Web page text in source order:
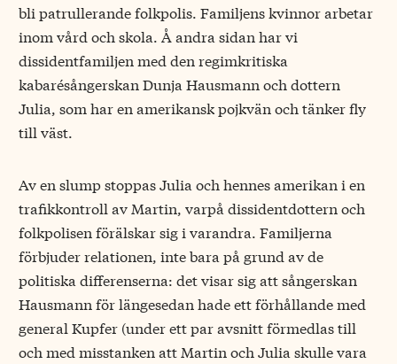
bli patrullerande folkpolis. Familjens kvinnor arbetar
inom vård och skola. Å andra sidan har vi
dissidentfamiljen med den regimkritiska
kabarésångerskan Dunja Hausmann och dottern
Julia, som har en amerikansk pojkvän och tänker fly
till väst.
Av en slump stoppas Julia och hennes amerikan i en
trafikkontroll av Martin, varpå dissidentdottern och
folkpolisen förälskar sig i varandra. Familjerna
förbjuder relationen, inte bara på grund av de
politiska differenserna: det visar sig att sångerskan
Hausmann för längesedan hade ett förhållande med
general Kupfer (under ett par avsnitt förmedlas till
och med misstanken att Martin och Julia skulle vara